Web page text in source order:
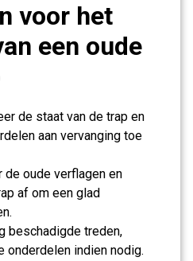
voor het
een oude
de staat van de trap en
aan vervanging toe
de oude verflagen en
af om een glad
beschadigde treden,
onderdelen indien nodig.